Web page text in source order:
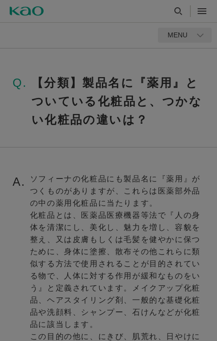
MENU
Q.
【分類】製品名に『薬用』と
ついている化粧品と、つかな
い化粧品の違いは？
A.
ソフィーナの化粧品にも製品名に『薬用』が
つくものがありますが、これらは医薬部外品
の中の薬用化粧品に当たります。
化粧品とは、医薬品医療機器等法で『人の身
体を清潔にし、美化し、魅力を増し、容貌を
整え、又は皮膚もしくは毛髪を健やかに保つ
ために、身体に塗擦、散布その他これらに類
似する方法で使用されることが目的されてい
る物で、人体に対する作用が緩和なものをい
う』と定義されています。メイクアップ化粧
品、ヘアスタイリング剤、一般的な基礎化粧
品や洗顔料、シャンプー、石けんなどが化粧
品に該当します。
この目的の他に、にきび、肌荒れ、日やけに